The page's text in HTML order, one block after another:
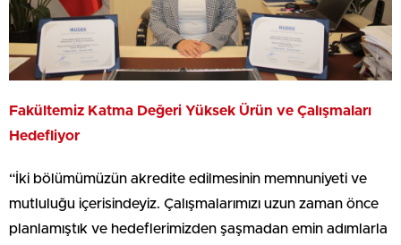
Fakültemiz Katma Değeri Yüksek Ürün ve Çalışmaları
Hedefliyor
“İki bölümümüzün akredite edilmesinin memnuniyeti ve
mutluluğu içerisindeyiz. Çalışmalarımızı uzun zaman önce
planlamıştık ve hedeflerimizden şaşmadan emin adımlarla